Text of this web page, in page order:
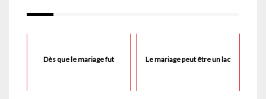
Dès que le mariage fut Le mariage peut être un lac